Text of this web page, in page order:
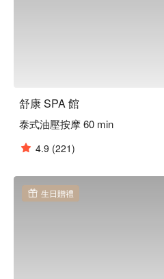
舒康 SPA 館
泰式油壓按摩 60 min
4.9 (221)
生日贈禮